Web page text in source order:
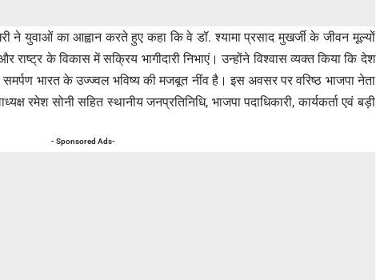
ने युवाओं का आह्वान करते हुए कहा कि वे डॉ. श्यामा प्रसाद मुखर्जी के जीवन मूल्यों
राष्ट्र के विकास में सक्रिय भागीदारी निभाएं। उन्होंने विश्वास व्यक्त किया कि देश
भारत के उज्ज्वल भविष्य की मजबूत नींव है। इस अवसर पर वरिष्ठ भाजपा नेता
रमेश सोनी सहित स्थानीय जनप्रतिनिधि, भाजपा पदाधिकारी, कार्यकर्ता एवं बड़ी
- Sponsored Ads-